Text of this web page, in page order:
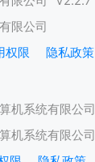
限公司
权限 隐私政策
机系统有限公司
机系统有限公司